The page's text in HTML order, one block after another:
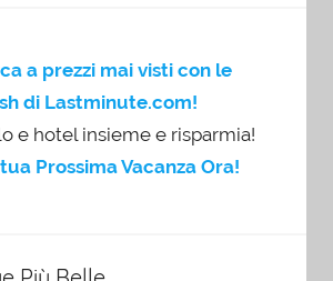
a prezzi mai visti con le
di Lastminute.com!
e hotel insieme e risparmia!
Prossima Vacanza Ora!